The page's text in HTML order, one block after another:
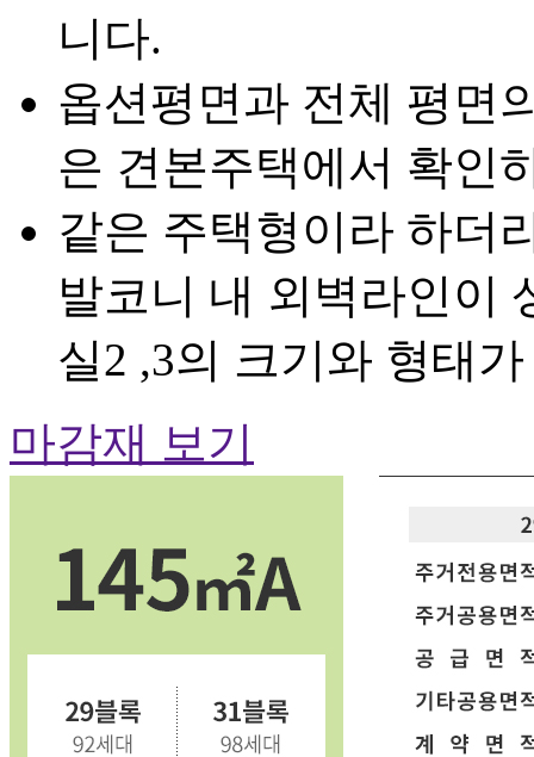
니다.
옵션평면과 전체 평면
은 견본주택에서 확인
같은 주택형이라 하더
발코니 내 외벽라인이
실2 ,3의 크기와 형태
마감재 보기